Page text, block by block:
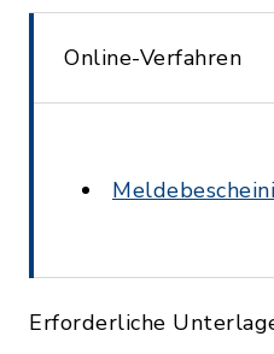
Online-Verfahren
Erforderliche